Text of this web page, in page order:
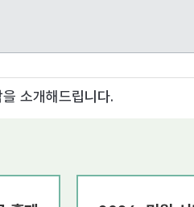
소개해드립니다.